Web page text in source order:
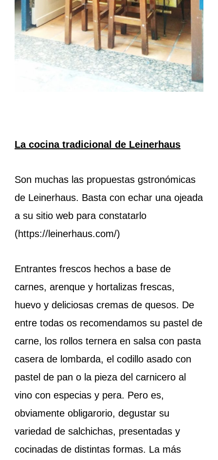
La cocina tradicional de Leinerhaus
Son muchas las propuestas gstronómicas
de Leinerhaus. Basta con echar una ojeada
a su sitio web para constatarlo
(https://leinerhaus.com/)
Entrantes frescos hechos a base de
carnes, arenque y hortalizas frescas,
huevo y deliciosas cremas de quesos. De
entre todas os recomendamos su pastel de
carne, los rollos ternera en salsa con pasta
casera de lombarda, el codillo asado con
pastel de pan o la pieza del carnicero al
vino con especias y pera. Pero es,
obviamente obligarorio, degustar su
variedad de salchichas, presentadas y
cocinadas de distintas formas. La más